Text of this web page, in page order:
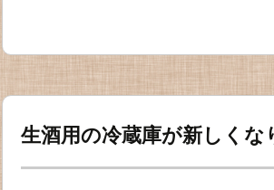
生酒用の冷蔵庫が新しくな